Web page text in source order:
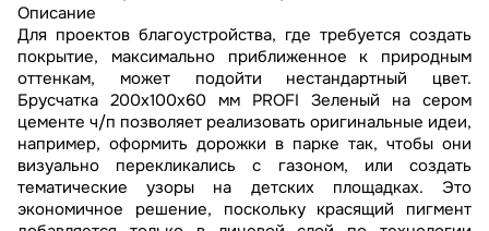
Описание
Для проектов благоустройства, где требуется создать
покрытие, максимально приближенное к природным
оттенкам, может подойти нестандартный цвет.
Брусчатка 200х100х60 мм PROFI Зеленый на сером
цементе ч/п позволяет реализовать оригинальные идеи,
например, оформить дорожки в парке так, чтобы они
визуально перекликались с газоном, или создать
тематические узоры на детских площадках. Это
экономичное решение, поскольку красящий пигмент